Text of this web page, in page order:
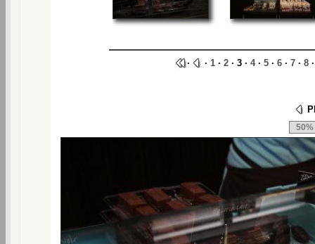
· · 1 · 2 · 3 · 4· 5 · 6 · 7 · 8